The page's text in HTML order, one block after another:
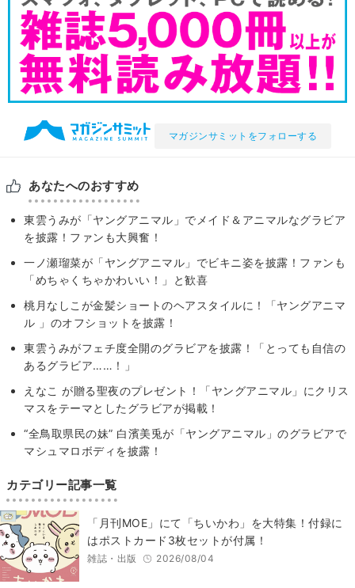
マガジンサミットをフォローする
あなたへのおすすめ
東雲うみが「ヤングアニマル」でメイド＆アニマルなグラビア
を披露！ファンも大興奮！
一ノ瀬瑠菜が「ヤングアニマル」でビキニ姿を披露！ファンも
「めちゃくちゃかわいい！」と歓喜
桃月なしこが金髪ショートのヘアスタイルに！「ヤングアニマ
ル 」のオフショットを披露！
東雲うみがフェチ度全開のグラビアを披露！「とっても自信の
あるグラビア……！」
えなこ が贈る聖夜のプレゼント！「ヤングアニマル」にクリス
マスをテーマとしたグラビアが掲載！
“全鳥取県民の妹” 白濱美兎が「ヤングアニマル」のグラビアで
マシュマロボディを披露！
カテゴリー記事一覧
「月刊MOE」にて「ちいかわ」を大特集！付録に
はポストカード3枚セットが付属！
雑誌・出版 2026/08/04